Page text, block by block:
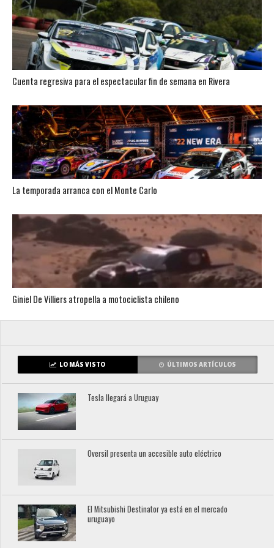
Cuenta regresiva para el espectacular fin de semana en Rivera
La temporada arranca con el Monte Carlo
Giniel De Villiers atropella a motociclista chileno
LO MÁS VISTO ÚLTIMOS ARTÍCULOS
Tesla llegará a Uruguay
Oversil presenta un accesible auto eléctrico
El Mitsubishi Destinator ya está en el mercado
uruguayo